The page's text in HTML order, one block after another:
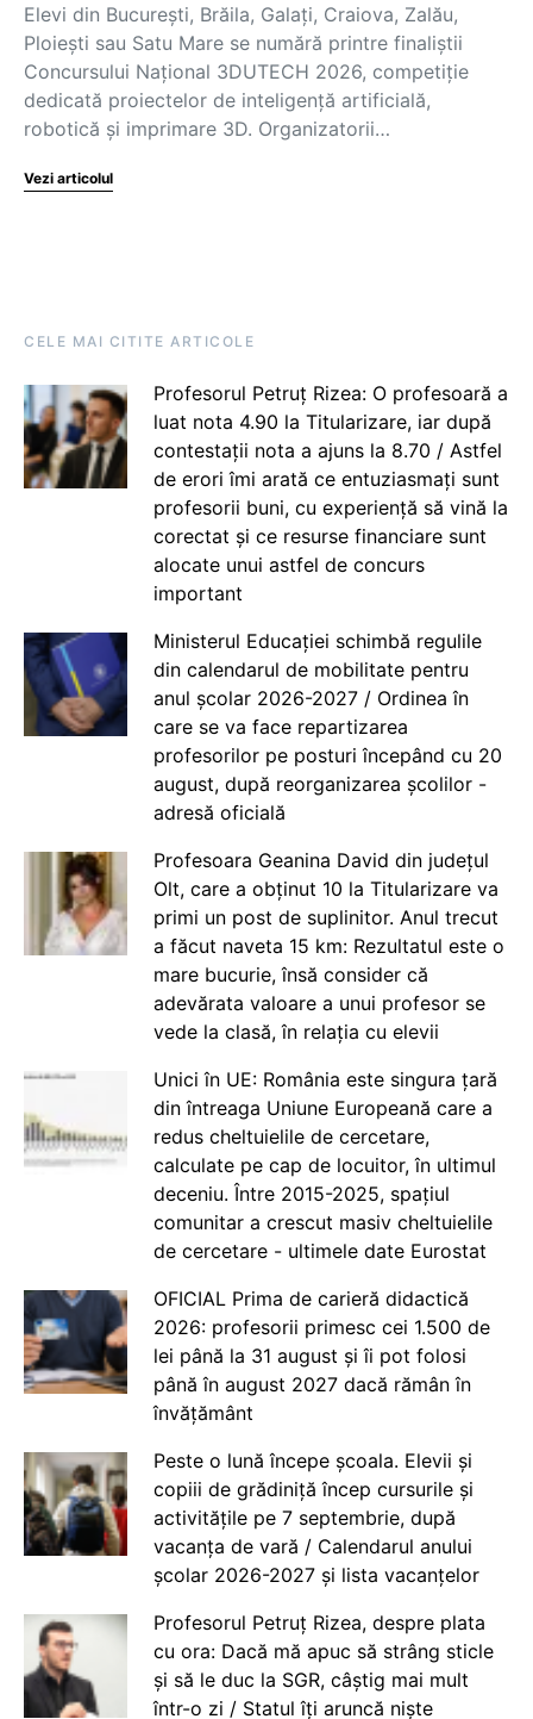
Elevi din București, Brăila, Galați, Craiova, Zalău,
Ploiești sau Satu Mare se numără printre finaliștii
Concursului Național 3DUTECH 2026, competiție
dedicată proiectelor de inteligență artificială,
robotică și imprimare 3D. Organizatorii…
Vezi articolul
CELE MAI CITITE ARTICOLE
Profesorul Petruț Rizea: O profesoară a
luat nota 4.90 la Titularizare, iar după
contestații nota a ajuns la 8.70 / Astfel
de erori îmi arată ce entuziasmați sunt
profesorii buni, cu experiență să vină la
corectat și ce resurse financiare sunt
alocate unui astfel de concurs
important
Ministerul Educației schimbă regulile
din calendarul de mobilitate pentru
anul școlar 2026-2027 / Ordinea în
care se va face repartizarea
profesorilor pe posturi începând cu 20
august, după reorganizarea școlilor -
adresă oficială
Profesoara Geanina David din județul
Olt, care a obținut 10 la Titularizare va
primi un post de suplinitor. Anul trecut
a făcut naveta 15 km: Rezultatul este o
mare bucurie, însă consider că
adevărata valoare a unui profesor se
vede la clasă, în relația cu elevii
Unici în UE: România este singura țară
din întreaga Uniune Europeană care a
redus cheltuielile de cercetare,
calculate pe cap de locuitor, în ultimul
deceniu. Între 2015-2025, spațiul
comunitar a crescut masiv cheltuielile
de cercetare - ultimele date Eurostat
OFICIAL Prima de carieră didactică
2026: profesorii primesc cei 1.500 de
lei până la 31 august și îi pot folosi
până în august 2027 dacă rămân în
învățământ
Peste o lună începe școala. Elevii și
copiii de grădiniță încep cursurile și
activitățile pe 7 septembrie, după
vacanța de vară / Calendarul anului
școlar 2026-2027 și lista vacanțelor
Profesorul Petruț Rizea, despre plata
cu ora: Dacă mă apuc să strâng sticle
și să le duc la SGR, câștig mai mult
într-o zi / Statul îți aruncă niște